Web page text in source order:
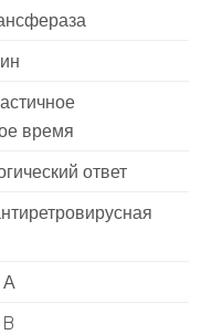
время
ответ
А